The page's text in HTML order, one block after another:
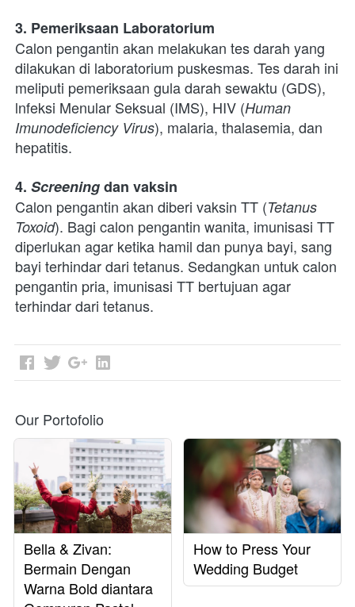
3. Pemeriksaan Laboratorium
Calon pengantin akan melakukan tes darah yang
dilakukan di laboratorium puskesmas. Tes darah ini
meliputi pemeriksaan gula darah sewaktu (GDS),
lnfeksi Menular Seksual (IMS), HIV (Human
Imunodeficiency Virus), malaria, thalasemia, dan
hepatitis.
4. Screening dan vaksin
Calon pengantin akan diberi vaksin TT (Tetanus
Toxoid). Bagi calon pengantin wanita, imunisasi TT
diperlukan agar ketika hamil dan punya bayi, sang
bayi terhindar dari tetanus. Sedangkan untuk calon
pengantin pria, imunisasi TT bertujuan agar
terhindar dari tetanus.
Our Portofolio
Bella & Zivan:
Bermain Dengan
Warna Bold diantara
How to Press Your
Wedding Budget